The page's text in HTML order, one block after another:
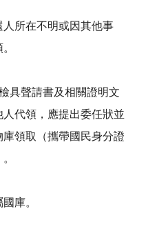
所在不明或因其他事
具聲請書及相關證明文
代領，應提出委任狀並
領取（攜帶國民身分證
庫。